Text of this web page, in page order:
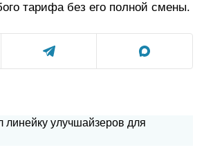
тарифа без его полной смены.